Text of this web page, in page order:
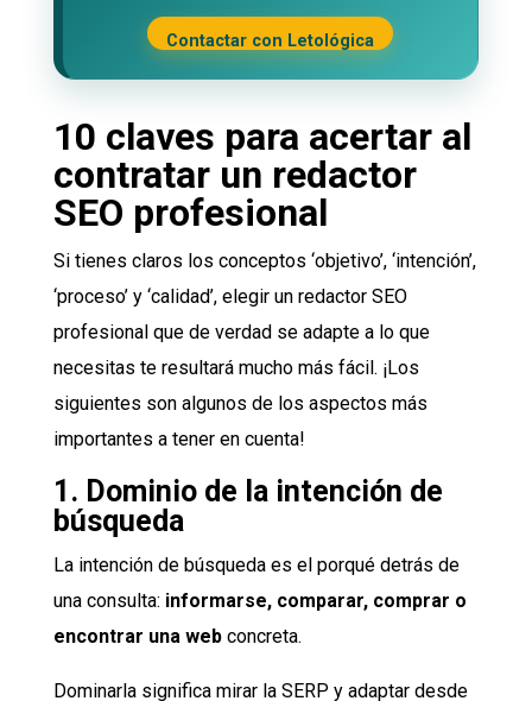
Contactar con Letológica
10 claves para acertar al
contratar un redactor
SEO profesional
Si tienes claros los conceptos ‘objetivo’, ‘intención’,
‘proceso’ y ‘calidad’, elegir un redactor SEO
profesional que de verdad se adapte a lo que
necesitas te resultará mucho más fácil. ¡Los
siguientes son algunos de los aspectos más
importantes a tener en cuenta!
1. Dominio de la intención de
búsqueda
La intención de búsqueda es el porqué detrás de
una consulta: informarse, comparar, comprar o
encontrar una web concreta.
Dominarla significa mirar la SERP y adaptar desde